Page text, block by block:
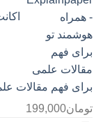
برای فهم مقالات
تومان199,000